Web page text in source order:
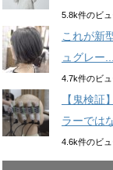
5.8k件のビュ
これが新
ュグレー...
4.7k件のビュ
【鬼検証
ラーでは
4.6k件のビュ